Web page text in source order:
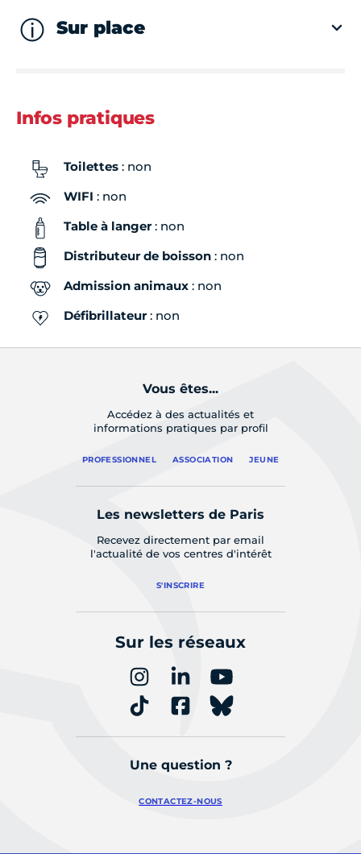
Sur place
Infos pratiques
Toilettes : non
WIFI : non
Table à langer: non
Distributeur de boisson : non
Admission animaux : non
Défibrillateur: non
Vous êtes...
Accédez à des actualités et
informations pratiques par profil
PROFESSIONNEL ASSOCIATION JEUNE
Les newsletters de Paris
Recevez directement par email
l'actualité de vos centres d'intérêt
S'INSCRIRE
Sur les réseaux
Une question ?
CONTACTEZ-NOUS